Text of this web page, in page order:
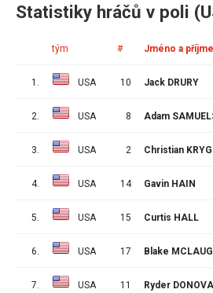
Statistiky hráčů v poli
tým # Jméno a
1. USA 10 Jack DRURY
2. USA 8 Adam
3. USA 2 Christian
4. USA 14 Gavin HAIN
5. USA 15 Curtis HALL
6. USA 17 Blake
7. USA 11 Ryder